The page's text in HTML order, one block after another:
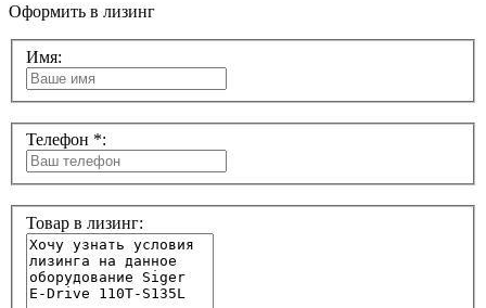
Оформить в лизинг
Имя:
Телефон *:
Товар в лизинг: